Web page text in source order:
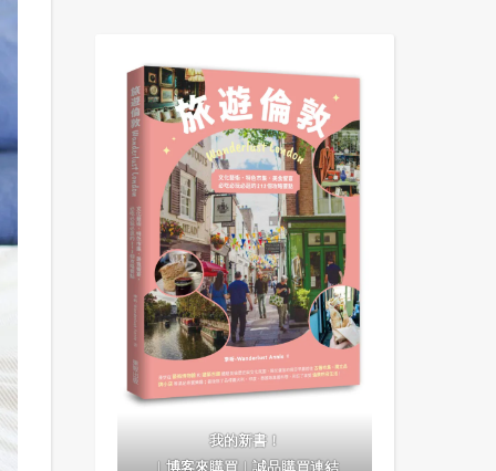
我的新書！
｜博客來購買｜誠品購買連結